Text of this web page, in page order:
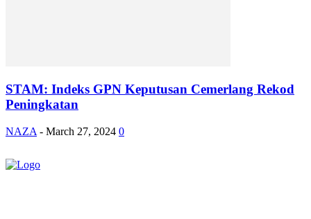
STAM: Indeks GPN Keputusan Cemerlang Rekod
Peningkatan
NAZA - March 27, 2024 0